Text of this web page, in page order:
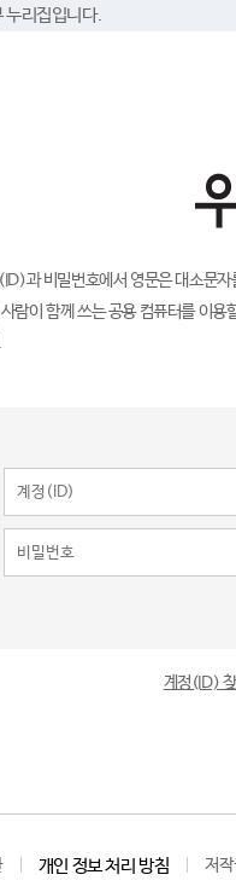
누리집입니다.
과 비밀번호에서 영문은 대소문
람이 함께 쓰는 공용 컴퓨터를 이
계정(ID)
개인 정보 처리 방침 저